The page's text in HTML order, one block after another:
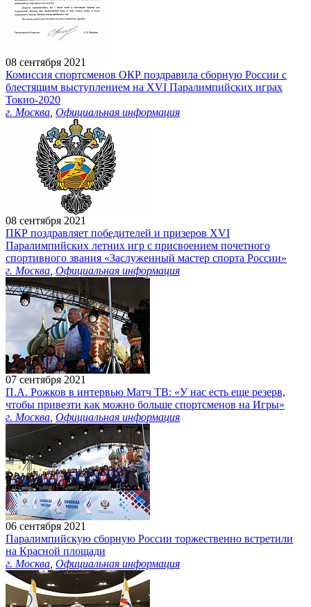
08 сентября 2021
Комиссия спортсменов ОКР поздравила сборную России с
блестящим выступлением на XVI Паралимпийских играх
Токио-2020
г. Москва Официальная информация
08 сентября 2021
ПКР поздравляет победителей и призеров XVI
Паралимпийских летних игр с присвоением почетного
спортивного звания «Заслуженный мастер спорта России»
г. Москва Официальная информация
07 сентября 2021
П.А. Рожков в интервью Матч ТВ: «У нас есть еще резерв,
чтобы привезти как можно больше спортсменов на Игры»
г. Москва Официальная информация
06 сентября 2021
Паралимпийскую сборную России торжественно встретили
на Красной площади
г. Москва Официальная информация